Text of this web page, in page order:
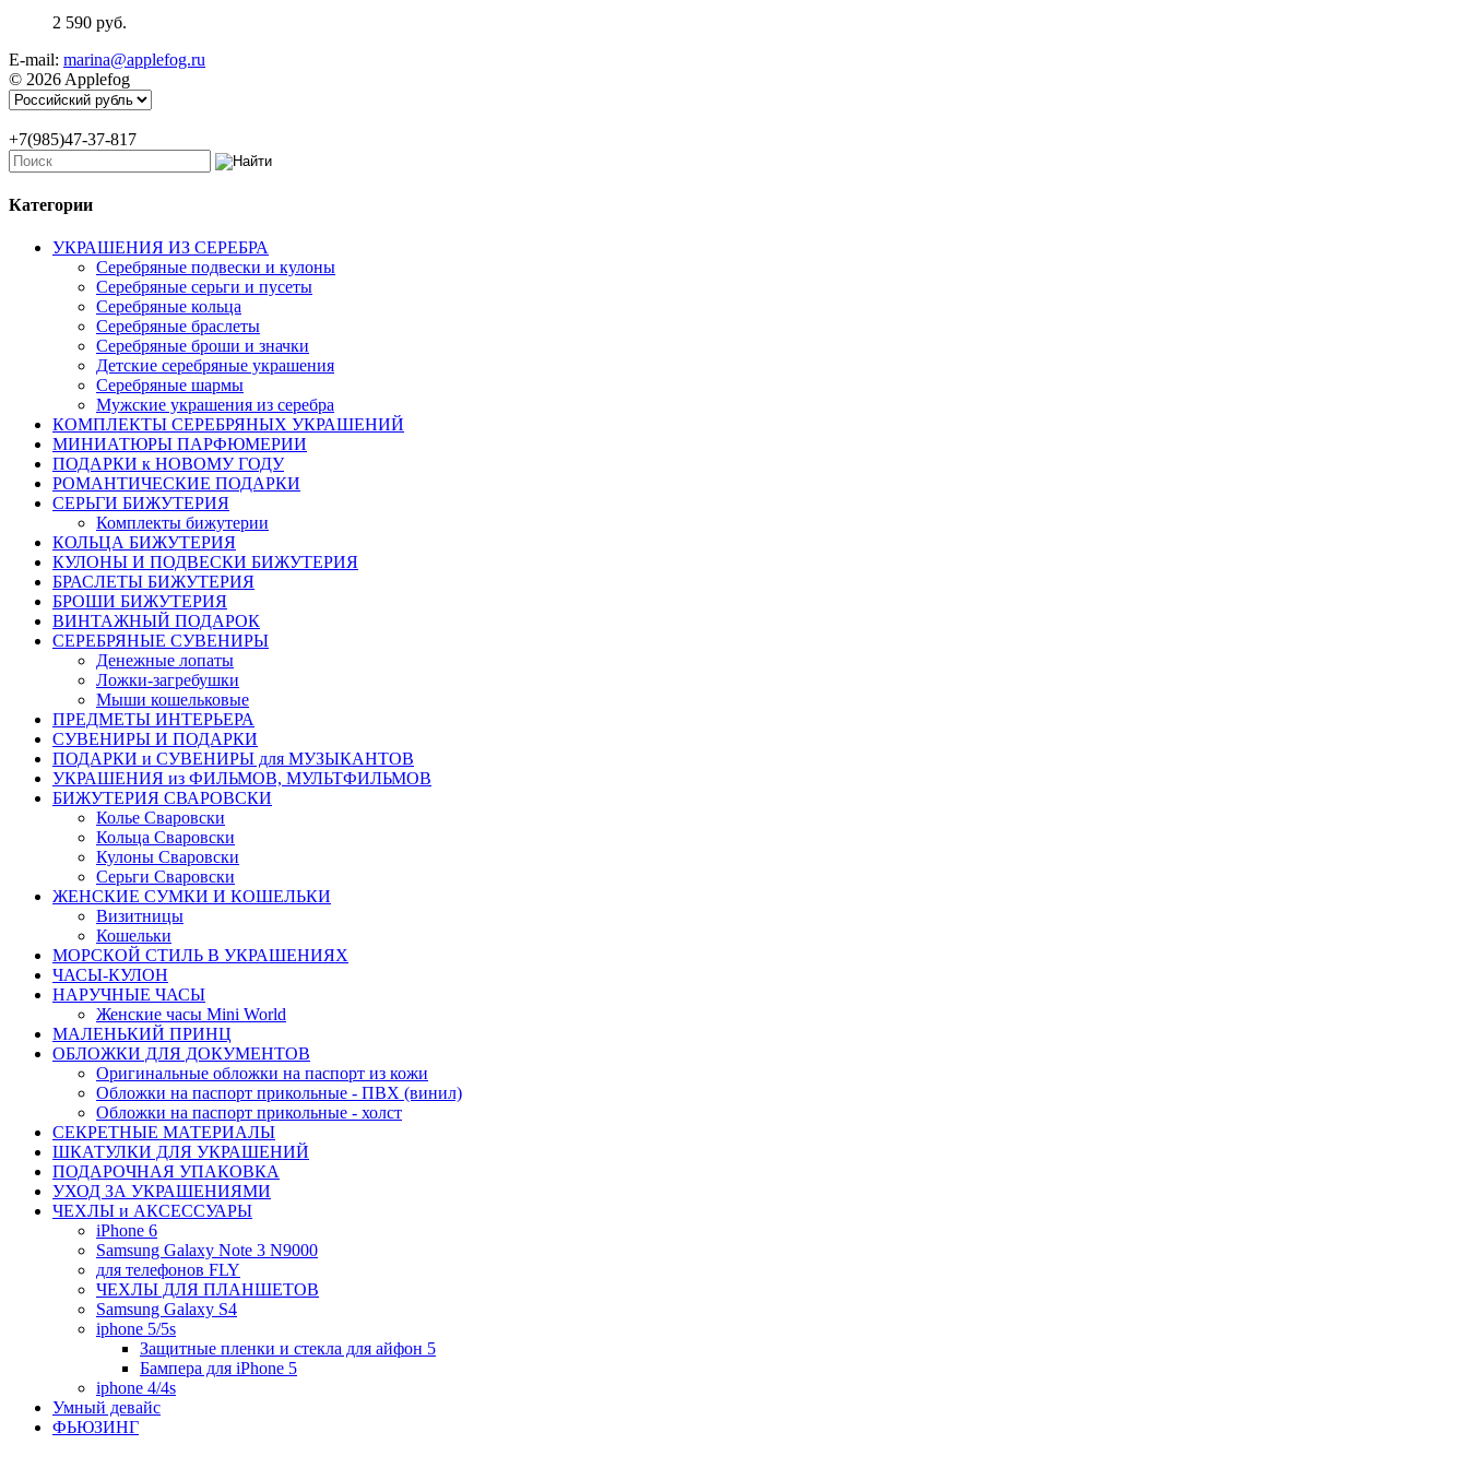
2 590 руб.
E-mail: marina@applefog.ru
© 2026 Applefog
+7(985)47-37-817
Категории
УКРАШЕНИЯ ИЗ СЕРЕБРА
Серебряные подвески и кулоны
Серебряные серьги и пусеты
Серебряные кольца
Серебряные браслеты
Серебряные броши и значки
Детские серебряные украшения
Серебряные шармы
Мужские украшения из серебра
КОМПЛЕКТЫ СЕРЕБРЯНЫХ УКРАШЕНИЙ
МИНИАТЮРЫ ПАРФЮМЕРИИ
ПОДАРКИ к НОВОМУ ГОДУ
РОМАНТИЧЕСКИЕ ПОДАРКИ
СЕРЬГИ БИЖУТЕРИЯ
Комплекты бижутерии
КОЛЬЦА БИЖУТЕРИЯ
КУЛОНЫ И ПОДВЕСКИ БИЖУТЕРИЯ
БРАСЛЕТЫ БИЖУТЕРИЯ
БРОШИ БИЖУТЕРИЯ
ВИНТАЖНЫЙ ПОДАРОК
СЕРЕБРЯНЫЕ СУВЕНИРЫ
Денежные лопаты
Ложки-загребушки
Мыши кошельковые
ПРЕДМЕТЫ ИНТЕРЬЕРА
СУВЕНИРЫ И ПОДАРКИ
ПОДАРКИ и СУВЕНИРЫ для МУЗЫКАНТОВ
УКРАШЕНИЯ из ФИЛЬМОВ, МУЛЬТФИЛЬМОВ
БИЖУТЕРИЯ СВАРОВСКИ
Колье Сваровски
Кольца Сваровски
Кулоны Сваровски
Серьги Сваровски
ЖЕНСКИЕ СУМКИ И КОШЕЛЬКИ
Визитницы
Кошельки
МОРСКОЙ СТИЛЬ В УКРАШЕНИЯХ
ЧАСЫ-КУЛОН
НАРУЧНЫЕ ЧАСЫ
Женские часы Mini World
МАЛЕНЬКИЙ ПРИНЦ
ОБЛОЖКИ ДЛЯ ДОКУМЕНТОВ
Оригинальные обложки на паспорт из кожи
Обложки на паспорт прикольные - ПВХ (винил)
Обложки на паспорт прикольные - холст
СЕКРЕТНЫЕ МАТЕРИАЛЫ
ШКАТУЛКИ ДЛЯ УКРАШЕНИЙ
ПОДАРОЧНАЯ УПАКОВКА
УХОД ЗА УКРАШЕНИЯМИ
ЧEХЛЫ и АКСЕССУАРЫ
iPhone 6
Samsung Galaxy Note 3 N9000
для телефонов FLY
ЧЕХЛЫ ДЛЯ ПЛАНШЕТОВ
Samsung Galaxy S4
iphone 5/5s
Защитные пленки и стекла для айфон 5
Бампера для iPhone 5
iphone 4/4s
Умный девайс
ФЬЮЗИНГ